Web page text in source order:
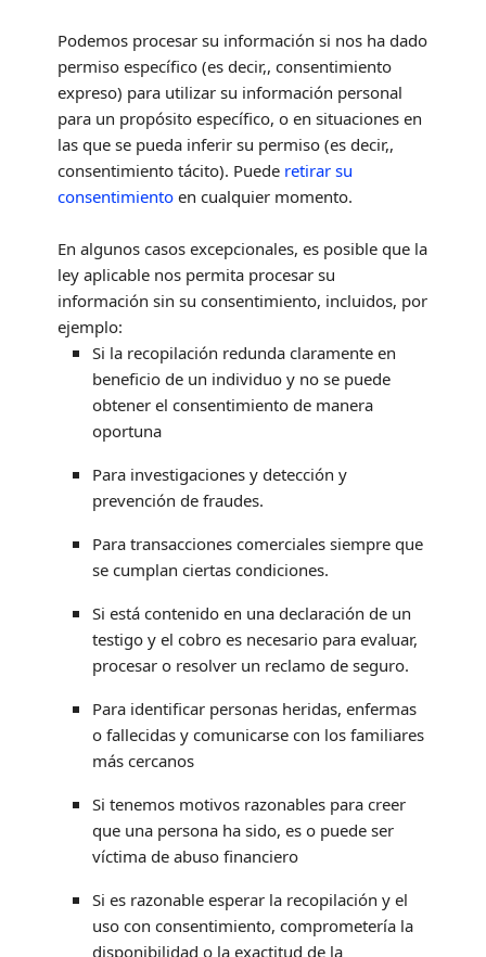
Podemos procesar su información si nos ha dado
permiso específico (es decir,, consentimiento
expreso) para utilizar su información personal
para un propósito específico, o en situaciones en
las que se pueda inferir su permiso (es decir,,
consentimiento tácito). Puede retirar su
consentimientoen cualquier momento.
En algunos casos excepcionales, es posible que la
ley aplicable nos permita procesar su
información sin su consentimiento, incluidos, por
ejemplo:
Si la recopilación redunda claramente en
beneficio de un individuo y no se puede
obtener el consentimiento de manera
oportuna
Para investigaciones y detección y
prevención de fraudes.
Para transacciones comerciales siempre que
se cumplan ciertas condiciones.
Si está contenido en una declaración de un
testigo y el cobro es necesario para evaluar,
procesar o resolver un reclamo de seguro.
Para identificar personas heridas, enfermas
o fallecidas y comunicarse con los familiares
más cercanos
Si tenemos motivos razonables para creer
que una persona ha sido, es o puede ser
víctima de abuso financiero
Si es razonable esperar la recopilación y el
uso con consentimiento, comprometería la
disponibilidad o la exactitud de la